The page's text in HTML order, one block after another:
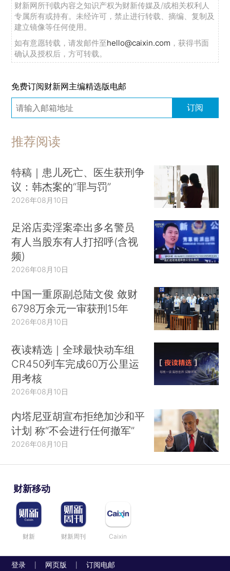
财新网所刊载内容之知识产权为财新传媒及/或相关权利人
专属所有或持有。未经许可，禁止进行转载、摘编、复制及
建立镜像等任何使用。
如有意愿转载，请发邮件至hello@caixin.com ，获得书面
确认及授权后，方可转载。
免费订阅财新网主编精选版电邮
订阅
推荐阅读
特稿｜患儿死亡、医生获刑争
议：韩杰案的“罪与罚”
2026年08月10日
足浴店卖淫案牵出多名警员
有人当股东有人打招呼(含视
频)
2026年08月10日
中国一重原副总陆文俊 敛财
6798万余元一审获刑15年
2026年08月10日
夜读精选｜全球最快动车组
CR450列车完成60万公里运
用考核
2026年08月10日
内塔尼亚胡宣布拒绝加沙和平
计划 称“不会进行任何撤军”
2026年08月10日
财新移动
财新 财新周刊 Caixin
登录 网页版 订阅电邮